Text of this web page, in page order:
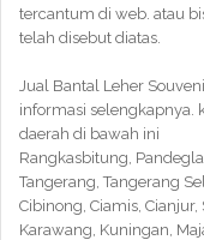
tercantum di web. atau
telah disebut diatas.
Jual Bantal Leher
informasi
daerah di bawah ini
Rangkasbitung,
Tangerang, Tangerang
Cibinong, Ciamis,
Karawang, Kuningan,